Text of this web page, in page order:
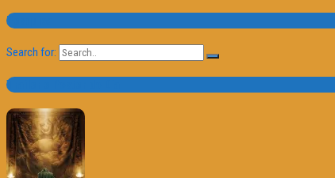
Pesquisa
Search for:
Trailer e Poster do Dia